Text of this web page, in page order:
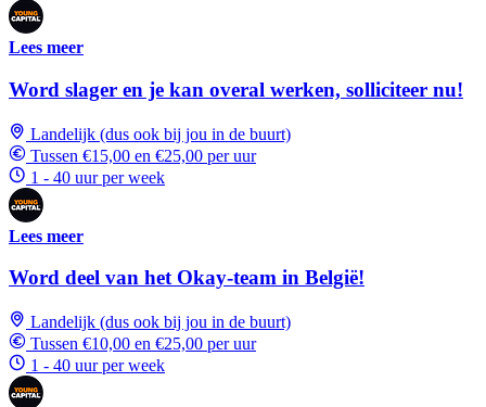
Lees meer
Word slager en je kan overal werken, solliciteer nu!
Landelijk (dus ook bij jou in de buurt)
Tussen €15,00 en €25,00 per uur
1 - 40 uur per week
Lees meer
Word deel van het Okay-team in België!
Landelijk (dus ook bij jou in de buurt)
Tussen €10,00 en €25,00 per uur
1 - 40 uur per week